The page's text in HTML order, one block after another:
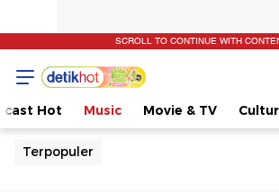
SCROLL TO CONTINUE WITH
Hot Music Movie & TV
Terpopuler